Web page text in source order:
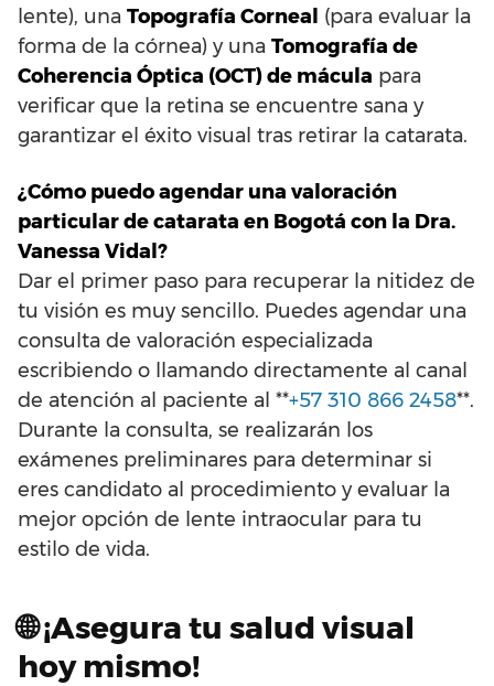
lente), una Topografía Corneal (para evaluar la
forma de la córnea) y una Tomografía de
Coherencia Óptica (OCT) de mácula para
verificar que la retina se encuentre sana y
garantizar el éxito visual tras retirar la catarata.
¿Cómo puedo agendar una valoración
particular de catarata en Bogotá con la Dra.
Vanessa Vidal?
Dar el primer paso para recuperar la nitidez de
tu visión es muy sencillo. Puedes agendar una
consulta de valoración especializada
escribiendo o llamando directamente al canal
de atención al paciente al **+57 310 866 2458**.
Durante la consulta, se realizarán los
exámenes preliminares para determinar si
eres candidato al procedimiento y evaluar la
mejor opción de lente intraocular para tu
estilo de vida.
🌐 ¡Asegura tu salud visual
hoy mismo!